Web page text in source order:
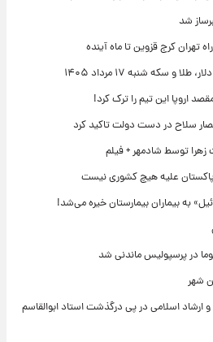
شد
تهران کرج قزوین تا ماه آینده
سکه شنبه ۱۷ مرداد ۱۴۰۵
اروپا این تیم را ترک کرد!
سلاح در دست دولت تاکید کرد
توسط شادمهر + فیلم
پاکستان علیه هیچ کشوری نیست
به بیماران بیمارستان خیره می‌شد!
در پرسپولیس ماندنی شد
شهر
ارشاد اسلامی در پی درگذشت استاد ابوالقاسم